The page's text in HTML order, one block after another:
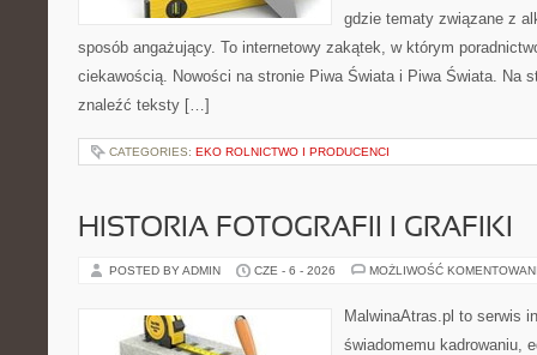
gdzie tematy związane z
sposób angażujący. To internetowy zakątek, w którym
ciekawością. Nowości na stronie Piwa Świata i Piwa Świata. Na
znaleźć teksty […]
CATEGORIES: EKO ROLNICTWO I PRODUCENCI
HISTORIA FOTOGRAFII I GRAFIKI
POSTED BY ADMIN CZE - 6 - 2026 MOŻLIWOŚĆ
MalwinaAtras.pl to serwis
świadomemu kadrowaniu,